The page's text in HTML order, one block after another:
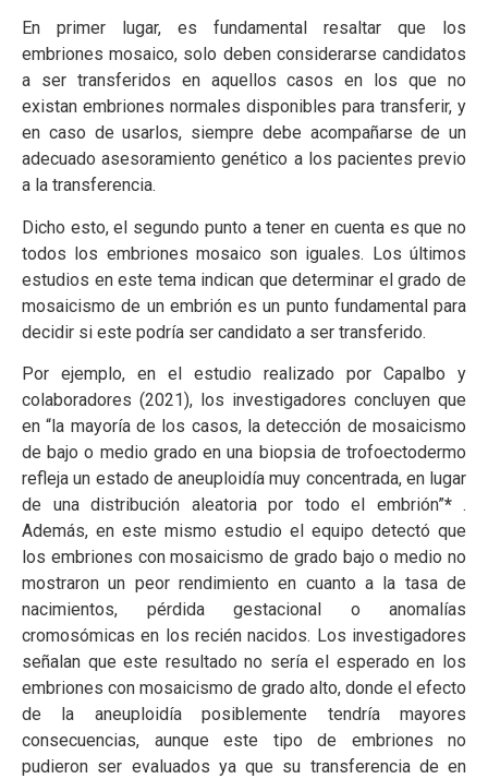
En primer lugar, es fundamental resaltar que los
embriones mosaico, solo deben considerarse candidatos
a ser transferidos en aquellos casos en los que no
existan embriones normales disponibles para transferir, y
en caso de usarlos, siempre debe acompañarse de un
adecuado asesoramiento genético a los pacientes previo
a la transferencia.
Dicho esto, el segundo punto a tener en cuenta es que no
todos los embriones mosaico son iguales. Los últimos
estudios en este tema indican que determinar el grado de
mosaicismo de un embrión es un punto fundamental para
decidir si este podría ser candidato a ser transferido.
Por ejemplo, en el estudio realizado por Capalbo y
colaboradores (2021), los investigadores concluyen que
en “la mayoría de los casos, la detección de mosaicismo
de bajo o medio grado en una biopsia de trofoectodermo
refleja un estado de aneuploidía muy concentrada, en lugar
de una distribución aleatoria por todo el embrión”*.
Además, en este mismo estudio el equipo detectó que
los embriones con mosaicismo de grado bajo o medio no
mostraron un peor rendimiento en cuanto a la tasa de
nacimientos, pérdida gestacional o anomalías
cromosómicas en los recién nacidos. Los investigadores
señalan que este resultado no sería el esperado en los
embriones con mosaicismo de grado alto, donde el efecto
de la aneuploidía posiblemente tendría mayores
consecuencias, aunque este tipo de embriones no
pudieron ser evaluados ya que su transferencia de en